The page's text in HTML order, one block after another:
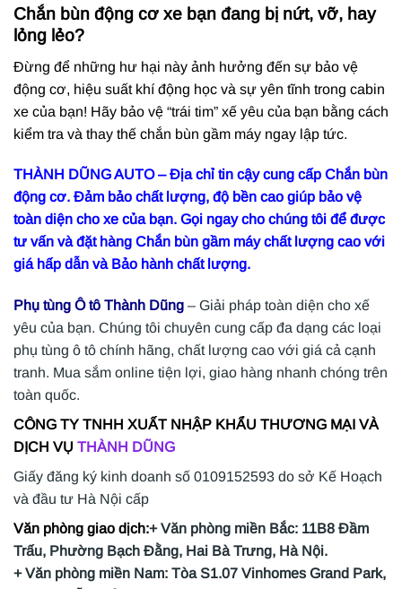
Chắn bùn động cơ xe bạn đang bị nứt, vỡ, hay
lỏng lẻo?
Đừng để những hư hại này ảnh hưởng đến sự bảo vệ
động cơ, hiệu suất khí động học và sự yên tĩnh trong cabin
xe của bạn! Hãy bảo vệ “trái tim” xế yêu của bạn bằng cách
kiểm tra và thay thế chắn bùn gầm máy ngay lập tức.
THÀNH DŨNG AUTO – Địa chỉ tin cậy cung cấp Chắn bùn
động cơ. Đảm bảo chất lượng, độ bền cao giúp bảo vệ
toàn diện cho xe của bạn. Gọi ngay cho chúng tôi để được
tư vấn và đặt hàng Chắn bùn gầm máy chất lượng cao với
giá hấp dẫn và Bảo hành chất lượng.
Phụ tùng Ô tô Thành Dũng – Giải pháp toàn diện cho xế
yêu của bạn. Chúng tôi chuyên cung cấp đa dạng các loại
phụ tùng ô tô chính hãng, chất lượng cao với giá cả cạnh
tranh. Mua sắm online tiện lợi, giao hàng nhanh chóng trên
toàn quốc.
CÔNG TY TNHH XUẤT NHẬP KHẨU THƯƠNG MẠI VÀ
DỊCH VỤ THÀNH DŨNG
Giấy đăng ký kinh doanh số 0109152593 do sở Kế Hoạch
và đầu tư Hà Nội cấp
Văn phòng giao dịch:+ Văn phòng miền Bắc: 11B8 Đầm
Trấu, Phường Bạch Đằng, Hai Bà Trưng, Hà Nội.
+ Văn phòng miền Nam: Tòa S1.07 Vinhomes Grand Park,